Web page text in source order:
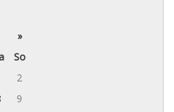
»
So
2
9